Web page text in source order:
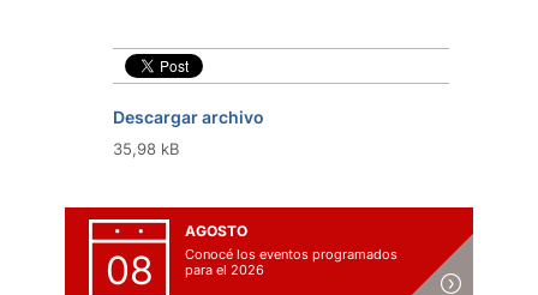
Descargar archivo
35,98 kB
08
AGOSTO
Conocé los eventos programados
para el 2026